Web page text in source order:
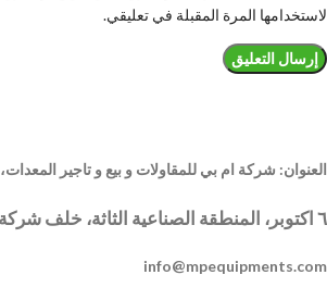
لاستخدامها المرة المقبلة في تعليقي.
العنوان: شركة ام بي للمقاولات و بيع و تاجير المعدات،
٦ اكتوبر، المنطقة الصناعية الثاثة، خلف شركة دايو.
info@mpequipments.com